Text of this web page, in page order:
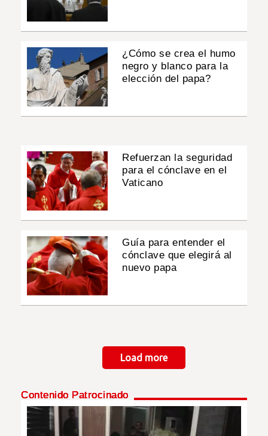
¿Cómo se crea el humo
negro y blanco para la
elección del papa?
Refuerzan la seguridad
para el cónclave en el
Vaticano
Guía para entender el
cónclave que elegirá al
nuevo papa
Load more
Contenido Patrocinado